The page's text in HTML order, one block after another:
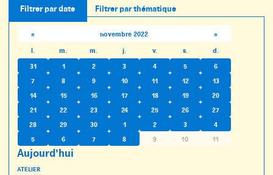
Filtrer par date Filtrer par thématique
« novembre 2022
»
l.
m. m. j. v. s.
d.
31
1 2 3 4 5
6
7
8 9 10 11 12
13
14
15 16 17 18 19
20
21
22 23 24 25 26
27
28
29 30 1 2 3
4
5
6 7 8 9 10 11
Aujourd'hui
ATELIER